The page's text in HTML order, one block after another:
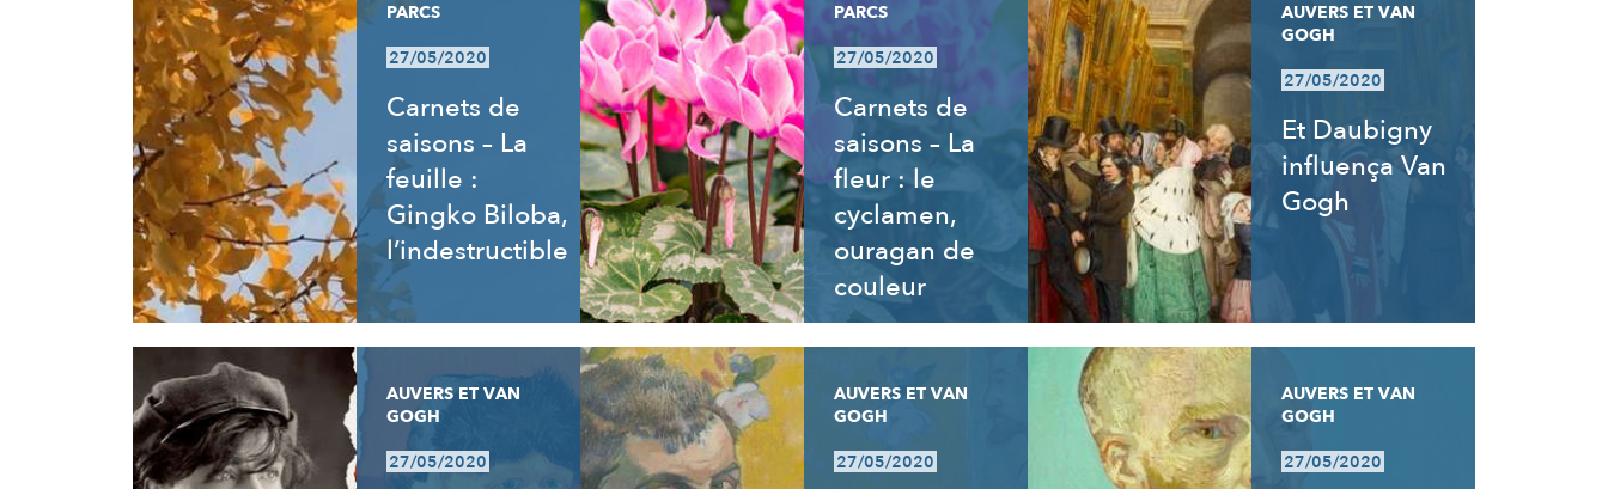
PARCS
27/05/2020
Carnets de
saisons – La
feuille :
Gingko Biloba,
l’indestructible
PARCS
27/05/2020
Carnets de
saisons – La
fleur : le
cyclamen,
ouragan de
couleur
AUVERS ET VAN
GOGH
27/05/2020
Et Daubigny
influença Van
Gogh
AUVERS ET VAN
GOGH
27/05/2020
AUVERS ET VAN
GOGH
27/05/2020
AUVERS ET VAN
GOGH
27/05/2020